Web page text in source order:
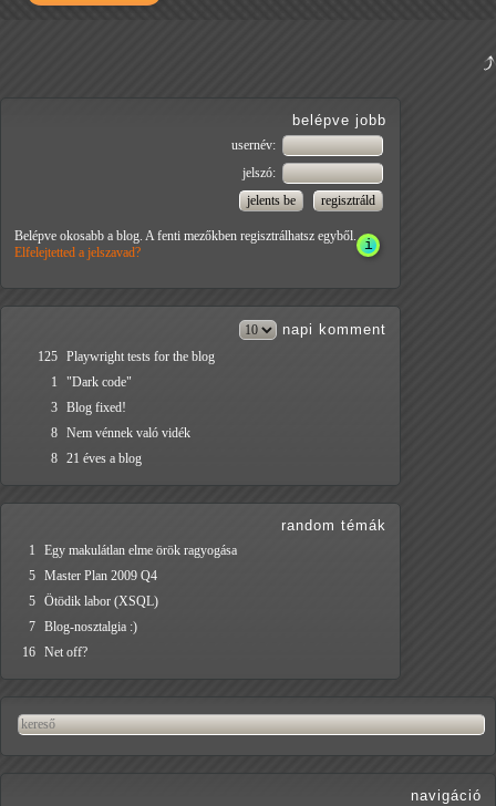
belépve jobb
usernév:
jelszó:
Belépve okosabb a blog. A fenti mezőkben regisztrálhatsz egyből.
Elfelejtetted a jelszavad?
napi komment
125 Playwright tests for the blog
1
"Dark code"
3 Blog fixed!
8 Nem vénnek való vidék
8 21 éves a blog
random témák
1
Egy makulátlan elme örök ragyogása
5 Master Plan 2009 Q4
5 Ötödik labor (XSQL)
7 Blog-nosztalgia :)
16 Net off?
navigáció